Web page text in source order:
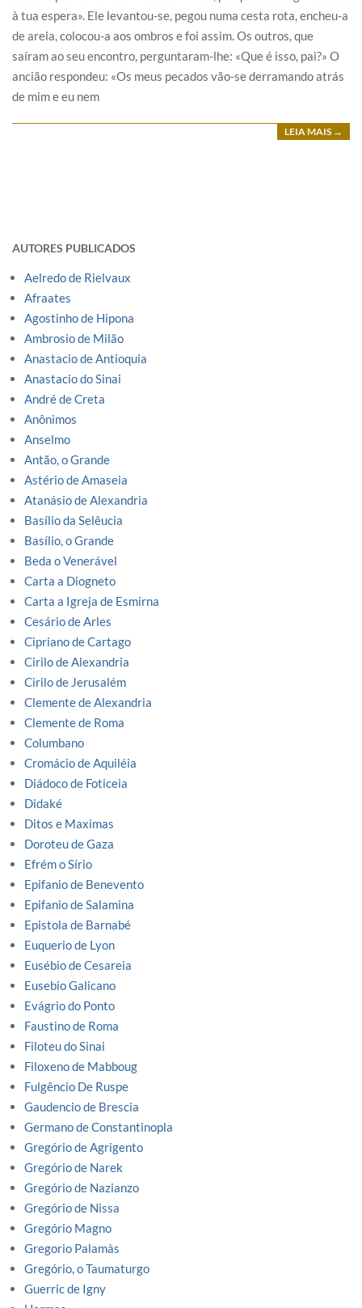
à tua espera». Ele levantou-se, pegou numa cesta rota, encheu-a
de areia, colocou-a aos ombros e foi assim. Os outros, que
saíram ao seu encontro, perguntaram-lhe: «Que é isso, pai?» O
ancião respondeu: «Os meus pecados vão-se derramando atrás
de mim e eu nem
LEIA MAIS →
AUTORES PUBLICADOS
Aelredo de Rielvaux
Afraates
Agostinho de Hipona
Ambrosio de Milão
Anastacio de Antioquia
Anastacio do Sinai
André de Creta
Anônimos
Anselmo
Antão, o Grande
Astério de Amaseia
Atanásio de Alexandria
Basílio da Selêucia
Basílio, o Grande
Beda o Venerável
Carta a Diogneto
Carta a Igreja de Esmirna
Cesário de Arles
Cipriano de Cartago
Cirilo de Alexandria
Cirilo de Jerusalém
Clemente de Alexandria
Clemente de Roma
Columbano
Cromácio de Aquiléia
Diádoco de Foticeia
Didaké
Ditos e Maximas
Doroteu de Gaza
Efrém o Sírio
Epifanio de Benevento
Epifanio de Salamina
Epistola de Barnabé
Euquerio de Lyon
Eusébio de Cesareia
Eusebio Galicano
Evágrio do Ponto
Faustino de Roma
Filoteu do Sinai
Filoxeno de Mabboug
Fulgêncio De Ruspe
Gaudencio de Brescia
Germano de Constantinopla
Gregório de Agrigento
Gregório de Narek
Gregório de Nazianzo
Gregório de Nissa
Gregório Magno
Gregorio Palamàs
Gregório, o Taumaturgo
Guerric de Igny